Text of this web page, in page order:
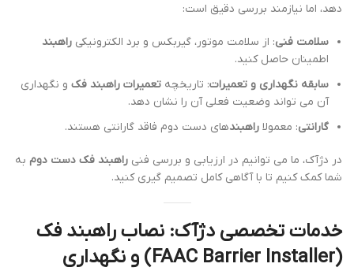
دهد، اما نیازمند بررسی دقیق است:
سلامت فنی: از سلامت موتور، گیربکس و برد الکترونیکی راهبند
اطمینان حاصل کنید.
سابقه نگهداری و تعمیرات: تاریخچه تعمیرات راهبند فک و نگهداری
آن می تواند وضعیت فعلی آن را نشان دهد.
گارانتی: معمولا راهبندهای دست دوم فاقد گارانتی هستند.
در دژآک، ما می توانیم در ارزیابی و بررسی فنی راهبند فک دست دوم به
شما کمک کنیم تا با آگاهی کامل تصمیم گیری کنید.
خدمات تخصصی دژآک: نصاب راهبند فک
(FAAC Barrier Installer) و نگهداری